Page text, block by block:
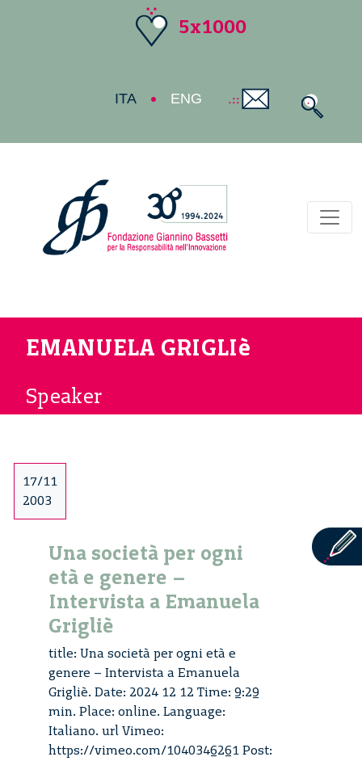
5x1000
ITA ENG
EMANUELA GRIGLIè
Speaker
17/11
2003
Una società per ogni
età e genere –
Intervista a Emanuela
Grigliè
title: Una società per ogni età e
genere – Intervista a Emanuela
Grigliè. Date: 2024 12 12 Time: 9:29
min. Place: online. Language:
Italiano. url Vimeo:
https://vimeo.com/1040346261 Post: